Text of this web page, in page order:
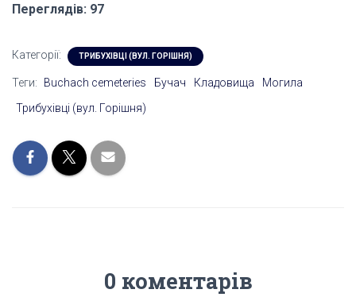
Переглядів: 97
Категорії: ТРИБУХІВЦІ (ВУЛ. ГОРІШНЯ)
Теги: Buchach cemeteries Бучач Кладовища
Могила
Трибухівці (вул. Горішня)
0 коментарів